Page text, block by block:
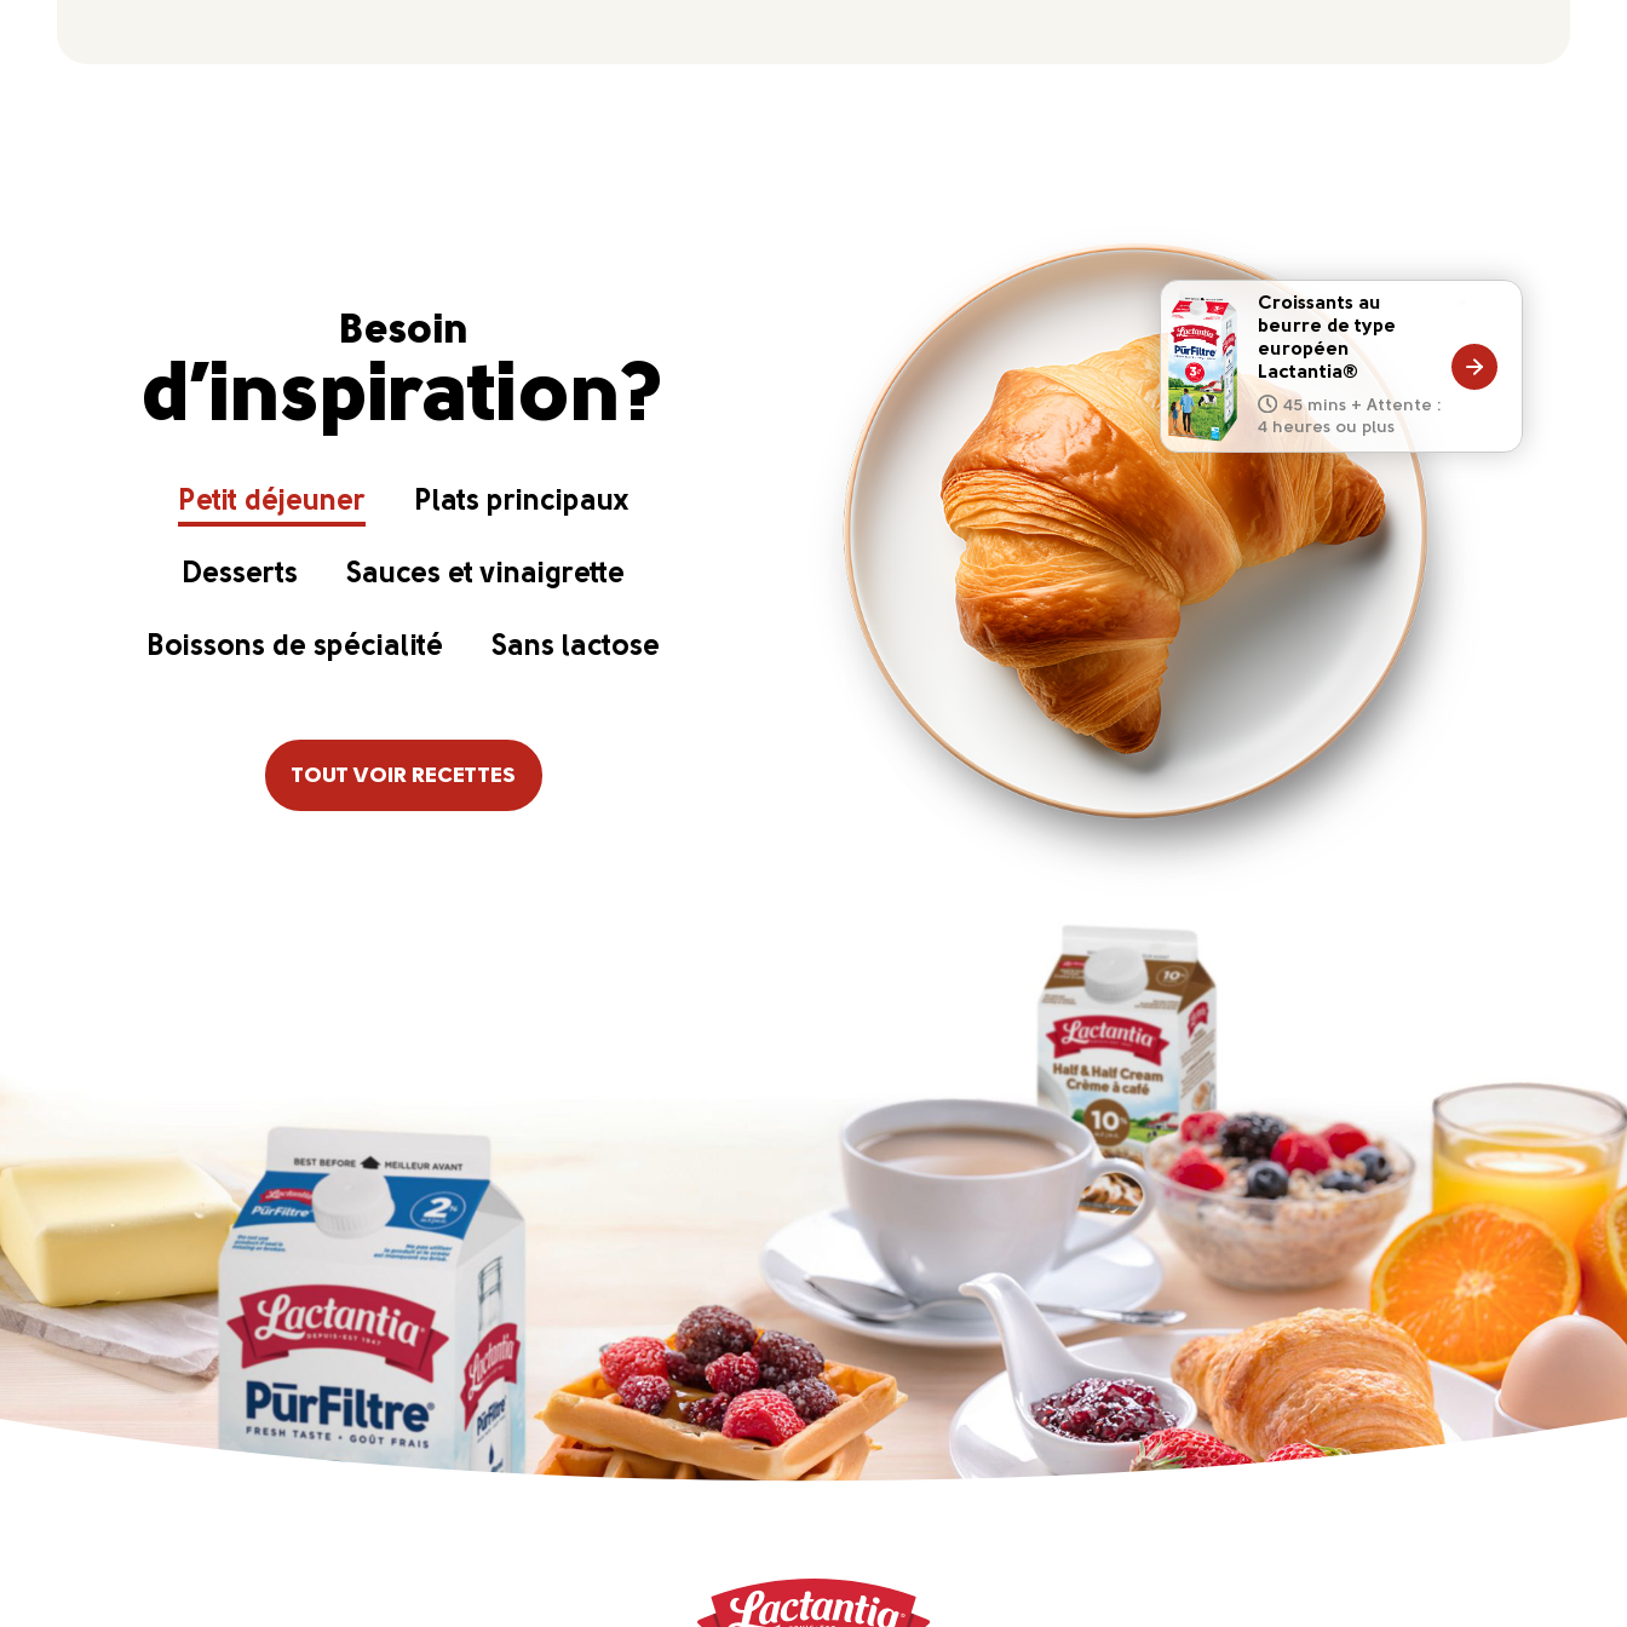
Besoin
d’inspiration?
Petit déjeuner Plats principaux
Desserts Sauces et vinaigrette
Boissons de spécialité Sans lactose
TOUT VOIR RECETTES
Croissants au
beurre de type
européen
Lactantia®
45 mins + Attente :
4 heures ou plus
10 mins
20 mins
15 mins
5 mins
10 mins